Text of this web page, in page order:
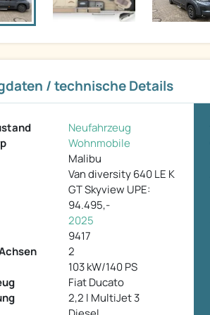
/ technische Details
Neufahrzeug
Wohnmobile
Malibu
Van diversity 640 LE K
GT Skyview UPE:
94.495,-
2025
9417
2
103 kW/140 PS
Fiat Ducato
2,2 l MultiJet 3